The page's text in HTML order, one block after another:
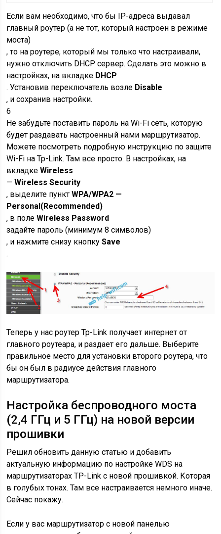
Если вам необходимо, что бы IP-адреса выдавал
главный роутер(а не тот, который настроен в режиме
моста)
, то на роутере, который мы только что настраивали,
нужно отключить DHCP сервер. Сделать это можно в
настройках, на вкладке DHCP
. Установив переключатель возле Disable
, и сохранив настройки.
6
Не забудьте поставить пароль на Wi-Fi сеть, которую
будет раздавать настроенный нами маршрутизатор.
Можете посмотреть подробную инструкцию по защите
Wi-Fi на Tp-Link. Там все просто. В настройках, на
вкладкеWireless
—Wireless Security
, выделите пунктWPA/WPA2 —
Personal(Recommended)
, в полеWireless Password
задайте пароль(минимум 8 символов)
, и нажмите снизу кнопкуSave
.
Теперь у нас роутер Tp-Link получает интернет от
главного роутеара, и раздает его дальше. Выберите
правильное место для установки второго роутера, что
бы он был в радиусе действия главного
маршрутизатора.
Настройка беспроводного моста
(2,4 ГГц и 5 ГГц) на новой версии
прошивки
Решил обновить данную статью и добавить
актуальную информацию по настройке WDS на
маршрутизаторах TP-Link с новой прошивкой. Которая
в голубых тонах. Там все настраивается немного иначе.
Сейчас покажу.
Если у вас маршрутизатор с новой панелью